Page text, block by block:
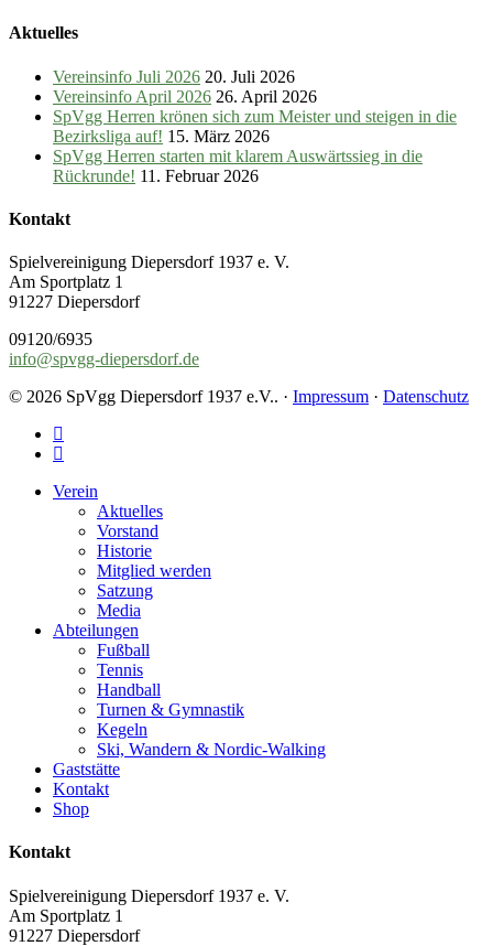
Aktuelles
Vereinsinfo Juli 2026 20. Juli 2026
Vereinsinfo April 2026 26. April 2026
SpVgg Herren krönen sich zum Meister und steigen in die
Bezirksliga auf! 15. März 2026
SpVgg Herren starten mit klarem Auswärtssieg in die
Rückrunde! 11. Februar 2026
Kontakt
Spielvereinigung Diepersdorf 1937 e. V.
Am Sportplatz 1
91227 Diepersdorf
09120/6935
info@spvgg-diepersdorf.de
© 2026 SpVgg Diepersdorf 1937 e.V.. · Impressum · Datenschutz
facebook
instagram
Close
Verein
Aktuelles
Vorstand
Historie
Mitglied werden
Satzung
Media
Abteilungen
Fußball
Tennis
Handball
Turnen & Gymnastik
Kegeln
Ski, Wandern & Nordic-Walking
Gaststätte
Kontakt
Shop
Kontakt
Spielvereinigung Diepersdorf 1937 e. V.
Am Sportplatz 1
91227 Diepersdorf